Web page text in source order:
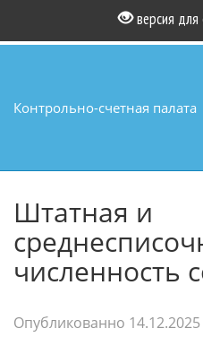
версия для
Контрольно-счетная палата
Штатная и
численность
Опубликованно 14.12.2025